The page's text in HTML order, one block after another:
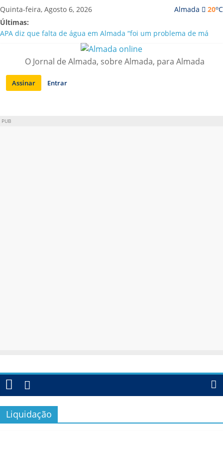
Saltar
para
conteúdo
Almada 20oC
Quinta-feira, Agosto 6, 2026
Últimas:
APA diz que falta de água em Almada “foi um problema de má
Laranjeiro | Cultura pop asiática invade a Casa Amarela
Ponte 25 de Abril celebra 60 anos com programa cultural entre
Lisboa e Almada
Situação de alerta em Almada renovada até final de Agosto
O Jornal de Almada, sobre Almada, para Almada
Assinar Entrar
PUB
Liquidação